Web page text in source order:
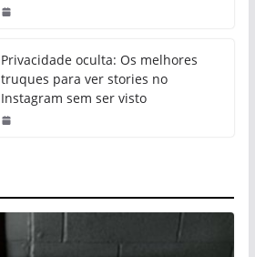
Privacidade oculta: Os melhores
truques para ver stories no
Instagram sem ser visto